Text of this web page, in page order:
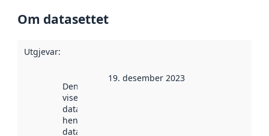
Om datasettet
Utgjevar:
Denne datoen
viser når
datasettet vart
henta inn av
data.norge.no.
19. desember 2023